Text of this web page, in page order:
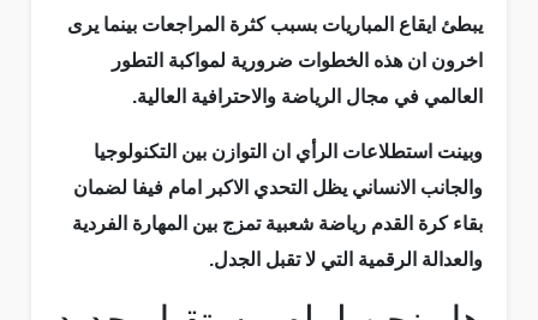
يبطئ ايقاع المباريات بسبب كثرة المراجعات بينما يرى
اخرون ان هذه الخطوات ضرورية لمواكبة التطور
العالمي في مجال الرياضة والاحترافية العالية.
وبينت استطلاعات الرأي ان التوازن بين التكنولوجيا
والجانب الانساني يظل التحدي الاكبر امام فيفا لضمان
بقاء كرة القدم رياضة شعبية تمزج بين المهارة الفردية
والعدالة الرقمية التي لا تقبل الجدل.